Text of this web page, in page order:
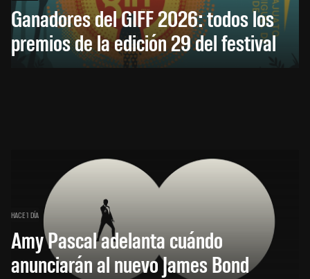
Ganadores del GIFF 2026: todos los
premios de la edición 29 del festival
HACE 1 DÍA
Amy Pascal adelanta cuándo
anunciarán al nuevo James Bond